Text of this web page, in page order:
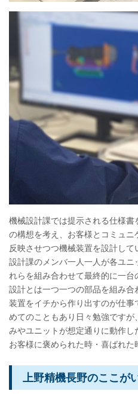
機械設計課では提示される仕様
の構想を考え、お客様とコミュ
反映させつつ機械装置を設計して
設計課のメンバ一人一人が各ユ
れらを組み合わせて最終的に一台
設計とは一つ一つの部品を組み
装置をイチから作り出すのが仕
めてのこともあり日々勉強です
みやユニットが想定通りに動作
お客様に褒められた時・喜ばれた
上野精機長野のここが